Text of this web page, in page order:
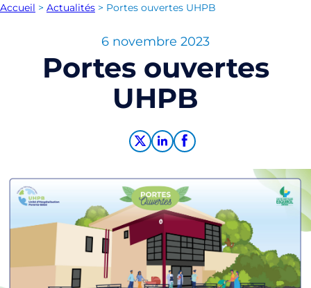
Accueil > Actualités > Portes ouvertes UHPB
6 novembre 2023
Portes ouvertes
UHPB